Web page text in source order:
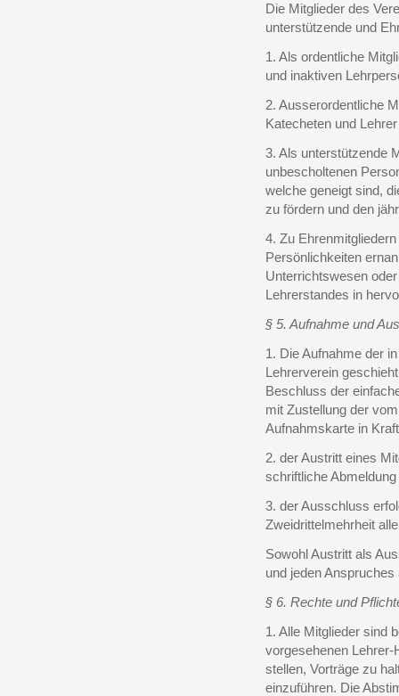
Die Mitglieder des
unterstützende und
1. Als ordentliche
und inaktiven
2. Ausserordentliche
Katecheten und
3. Als unterstützende
unbescholtenen
welche geneigt sind,
zu fördern und den
4. Zu
Persönlichkeiten
Unterrichtswesen
Lehrerstandes in
§ 5. Aufnahme und
1. Die Aufnahme der
Lehrerverein
Beschluss der
mit Zustellung der
Aufnahmskarte in
2. der Austritt eines
schriftliche
3. der Ausschluss
Zweidrittelmehrheit
Sowohl Austritt als
und jeden
§ 6. Rechte und
1. Alle Mitglieder sind
vorgesehenen
stellen, Vorträge zu
einzuführen. Die